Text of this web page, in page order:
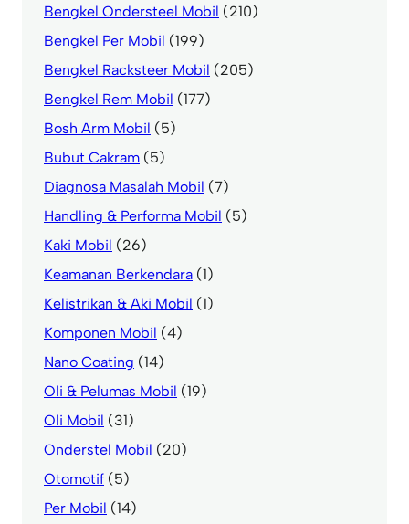
Bengkel Ondersteel Mobil (210)
Bengkel Per Mobil (199)
Bengkel Racksteer Mobil (205)
Bengkel Rem Mobil (177)
Bosh Arm Mobil (5)
Bubut Cakram (5)
Diagnosa Masalah Mobil (7)
Handling & Performa Mobil (5)
Kaki Mobil (26)
Keamanan Berkendara (1)
Kelistrikan & Aki Mobil (1)
Komponen Mobil (4)
Nano Coating (14)
Oli & Pelumas Mobil (19)
Oli Mobil (31)
Onderstel Mobil (20)
Otomotif (5)
Per Mobil (14)